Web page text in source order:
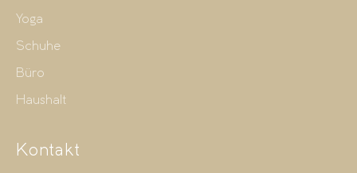
Yoga
Schuhe
Büro
Haushalt
Kontakt